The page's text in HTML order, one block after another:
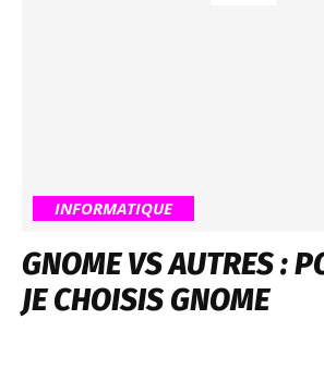
INFORMATIQUE
GNOME VS AUTRES :
JE CHOISIS GNOME